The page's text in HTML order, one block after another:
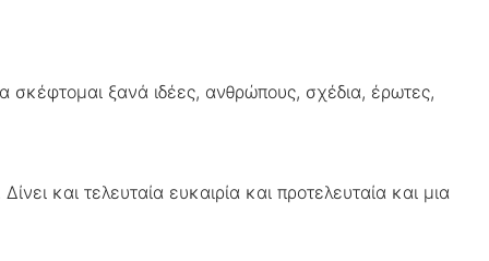
ξανά ιδέες, ανθρώπους, σχέδια, έρωτες,
και τελευταία ευκαιρία και προτελευταία και μια